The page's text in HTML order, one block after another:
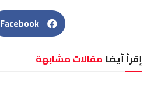
Facebook
إقرأ أيضا مقالات مشابهة